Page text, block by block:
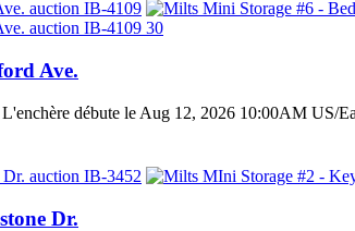
Ave.
L'enchère débute le Aug 12, 2026 10:00AM US/
Dr.